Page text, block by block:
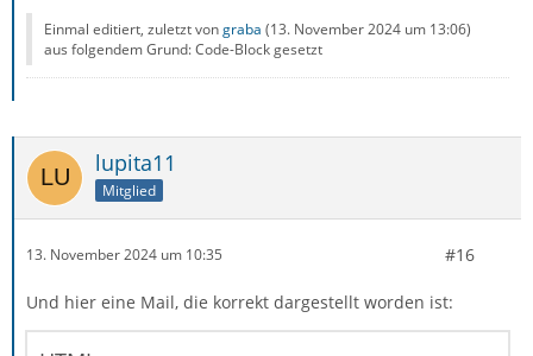
Einmal editiert, zuletzt vongraba (13. November 2024 um 13:06)
aus folgendem Grund: Code-Block gesetzt
lupita11
Mitglied
13. November 2024 um 10:35 #16
Und hier eine Mail, die korrekt dargestellt worden ist: